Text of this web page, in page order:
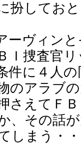
扮してお
ーヴィン
Ｉ捜査官
件に４人
のアラブ
さえてＦ
、その話
しまう・